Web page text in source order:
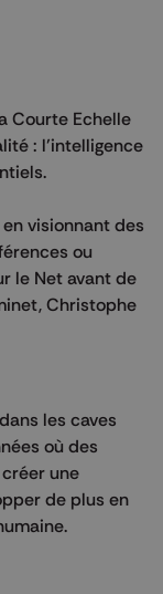
Courte Echelle
: l’intelligence
visionnant des
ou
le Net avant de
Christophe
les caves
où des
une
de plus en